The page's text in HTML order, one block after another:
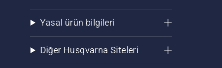
Yasal ürün bilgileri
Diğer Husqvarna Siteleri